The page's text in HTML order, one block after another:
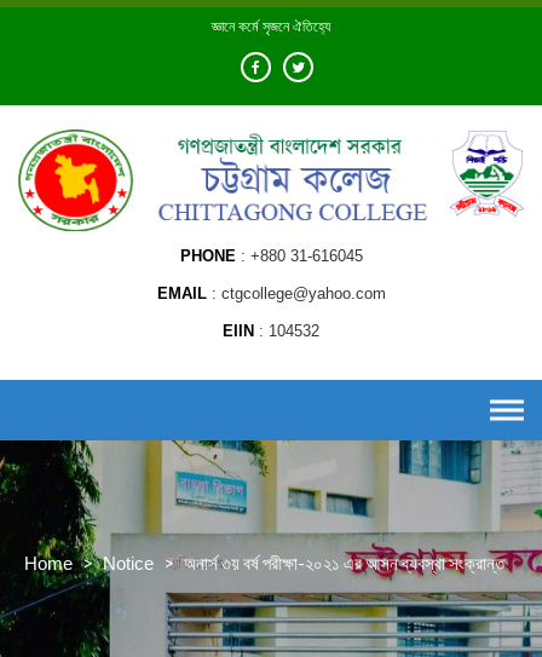
Skip
জ্ঞানে কর্মে সৃজনে ঐতিহ্যে
PHONE +880 31-616045
EMAIL ctgcollege@yahoo.com
EIIN 104532
Home > Notice > অনার্স ৩য় বর্ষ পরীক্ষা-২০২১ এর আসন ব্যবস্থা সংক্রান্ত